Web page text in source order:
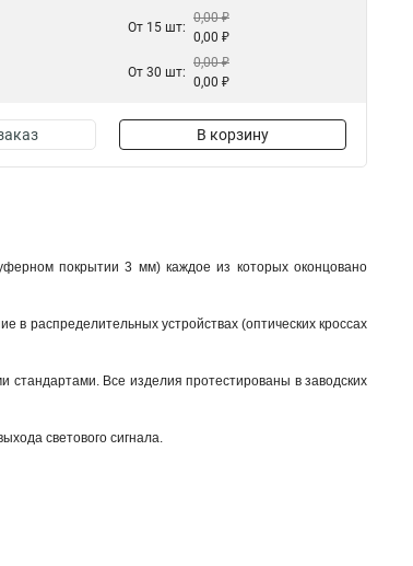
От 15 шт:
0,00 ₽
0,00 ₽
От 30 шт:
0,00 ₽
0,00 ₽
В корзину
покрытии 3 мм) каждое из которых оконцовано
в распределительных устройствах (оптических кроссах
стандартами. Все изделия протестированы в заводских
светового сигнала.